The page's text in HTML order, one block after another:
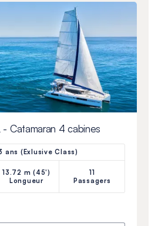
Catamaran 4 cabines
ans (Exlusive Class)
13.72 m (45')
Longueur
11
Passagers